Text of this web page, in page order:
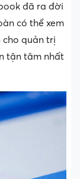
đã ra đời
có thể xem
cho quản trị
tận tâm nhất